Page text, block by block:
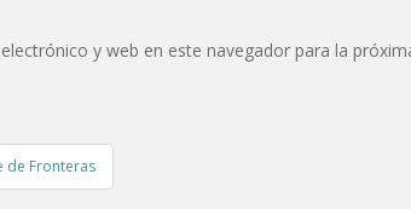
y web en este navegador para la
de Fronteras